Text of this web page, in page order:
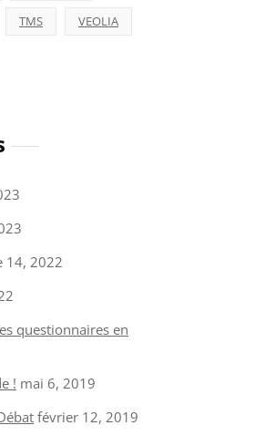
TMS VEOLIA
14, 2022
questionnaires en
! mai 6, 2019
février 12, 2019